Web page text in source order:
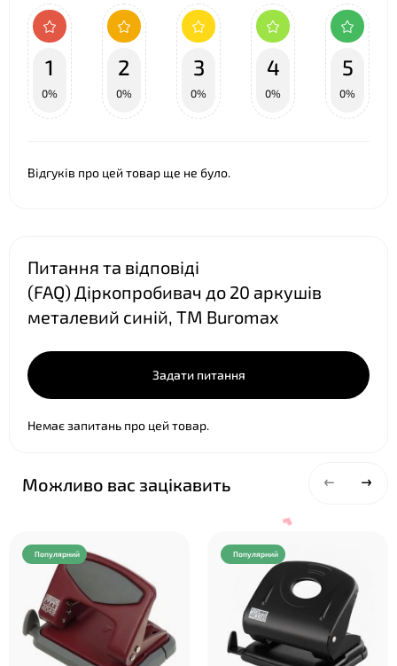
1
0%
2
0%
3
0%
4
0%
5
0%
Відгуків про цей товар ще не було.
Питання та відповіді
(FAQ) Діркопробивач до 20 аркушів
металевий синій, ТМ Buromax
Задати питання
Немає запитань про цей товар.
Можливо вас зацікавить
Популярний Популярний